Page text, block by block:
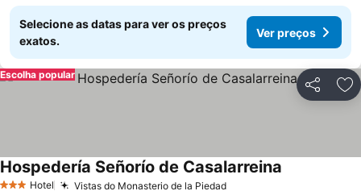
Selecione as datas para ver os preços
exatos.
Ver preços
Partilhar
Escolha popular
Hotel Vistas do Monasterio de la Piedad
Hospedería Señorío de Casalarreina